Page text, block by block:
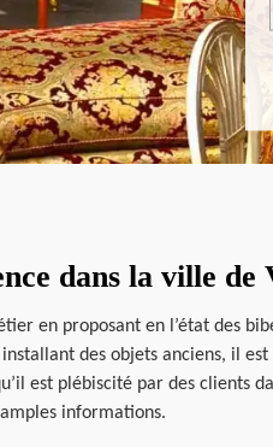
dans la ville de
en proposant en l’état des
des objets anciens, il
est plébiscité par des clients
informations.